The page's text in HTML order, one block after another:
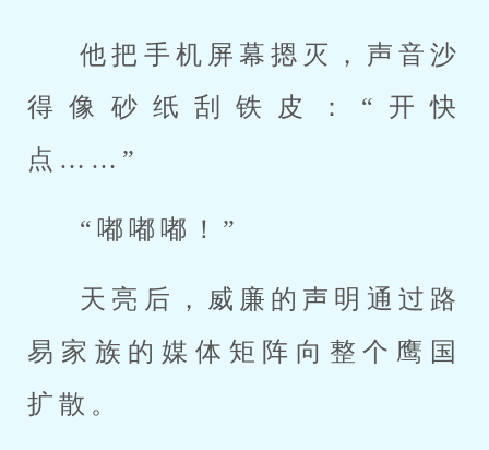
他把手机屏幕摁灭，声音沙
得像砂纸刮铁皮：“开快
点……”
“嘟嘟嘟！”
天亮后，威廉的声明通过路
易家族的媒体矩阵向整个鹰国
扩散。